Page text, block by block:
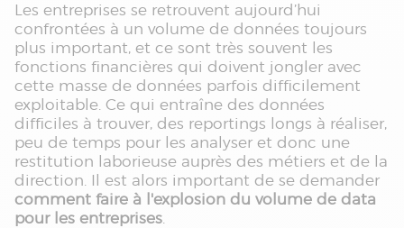
Les entreprises se retrouvent aujourd’hui
confrontées à un volume de données toujours
plus important, et ce sont très souvent les
fonctions financières qui doivent jongler avec
cette masse de données parfois difficilement
exploitable. Ce qui entraîne des données
difficiles à trouver, des reportings longs à réaliser,
peu de temps pour les analyser et donc une
restitution laborieuse auprès des métiers et de la
direction. Il est alors important de se demander
comment faire à l'explosion du volume de data
pour les entreprises.